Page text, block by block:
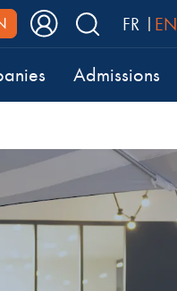
FR EN
Admissions